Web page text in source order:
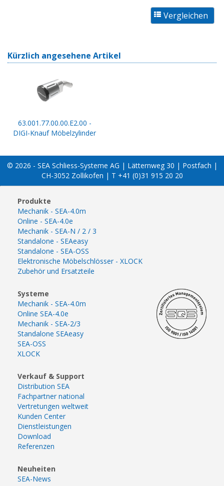
Kürzlich angesehene Artikel
63.001.77.00.00.E2.00 -
DIGI-Knauf Möbelzylinder
© 2026 - SEA Schliess-Systeme AG | Lätternweg 30 | Postfach |
CH-3052 Zollikofen | T +41 (0)31 915 20 20
Produkte
Mechanik - SEA-4.0m
Online - SEA-4.0e
Mechanik - SEA-N / 2 / 3
Standalone - SEAeasy
Standalone - SEA-OSS
Elektronische Möbelschlösser - XLOCK
Zubehör und Ersatzteile
Systeme
Mechanik - SEA-4.0m
Online SEA-4.0e
Mechanik - SEA-2/3
Standalone SEAeasy
SEA-OSS
XLOCK
Verkauf & Support
Distribution SEA
Fachpartner national
Vertretungen weltweit
Kunden Center
Dienstleistungen
Download
Referenzen
Neuheiten
SEA-News